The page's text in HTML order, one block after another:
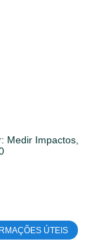
Medir Impactos,
ÚTEIS